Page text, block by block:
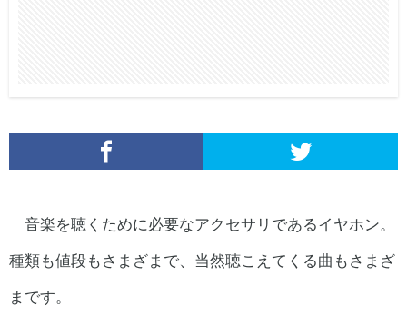
音楽を聴くために必要なアクセサリであるイヤホン。
種類も値段もさまざまで、当然聴こえてくる曲もさまざ
まです。